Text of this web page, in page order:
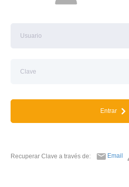
Entrar
Recuperar Clave a través de: Email